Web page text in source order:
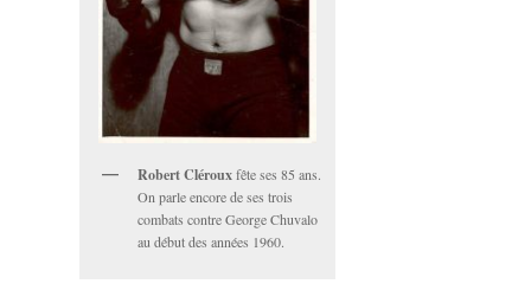
Robert Clérouxfête ses 85 ans.
On parle encore de ses trois
combats contre George Chuvalo
au début des années 1960.